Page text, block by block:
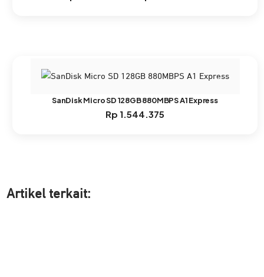
SanDisk Micro SD 128GB 880MBPS A1 Express
Rp 1.544.375
Artikel terkait: